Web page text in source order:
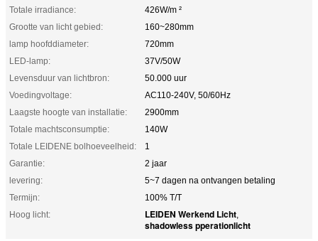
Totale irradiance:
426W/m ²
Grootte van licht gebied:
160~280mm
lamp hoofddiameter:
720mm
LED-lamp:
37V/50W
Levensduur van lichtbron:
50.000 uur
Voedingvoltage:
AC110-240V, 50/60Hz
Laagste hoogte van installatie:
2900mm
Totale machtsconsumptie:
140W
Totale LEIDENE bolhoeveelheid:
1
Garantie:
2 jaar
levering:
5~7 dagen na ontvangen betaling
Termijn:
100% T/T
Hoog licht:
LEIDEN Werkend Licht,
shadowless pperationlicht